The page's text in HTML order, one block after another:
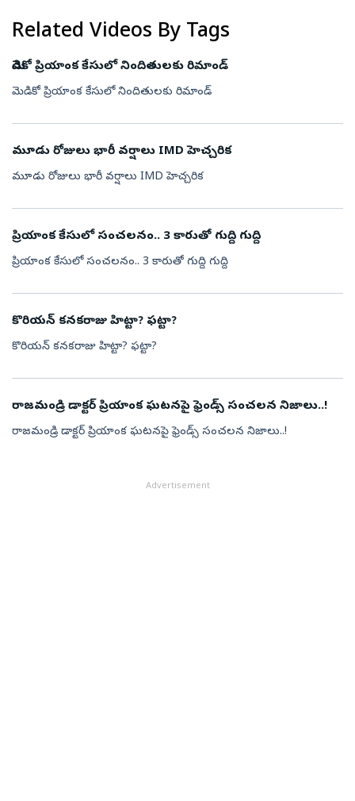
Related Videos By Tags
మెడికో ప్రియాంక కేసులో నిందితులకు రిమాండ్
మెడికో ప్రియాంక కేసులో నిందితులకు రిమాండ్
మూడు రోజులు భారీ వర్షాలు IMD హెచ్చరిక
మూడు రోజులు భారీ వర్షాలు IMD హెచ్చరిక
ప్రియాంక కేసులో సంచలనం.. 3 కారుతో గుద్ది గుద్ది
ప్రియాంక కేసులో సంచలనం.. 3 కారుతో గుద్ది గుద్ది
కొరియన్ కనకరాజు హిట్టా? ఫట్టా?
కొరియన్ కనకరాజు హిట్టా? ఫట్టా?
రాజమండ్రి డాక్టర్ ప్రియాంక ఘటనపై ఫ్రెండ్స్ సంచలన నిజాలు..!
రాజమండ్రి డాక్టర్ ప్రియాంక ఘటనపై ఫ్రెండ్స్ సంచలన నిజాలు..!
Advertisement